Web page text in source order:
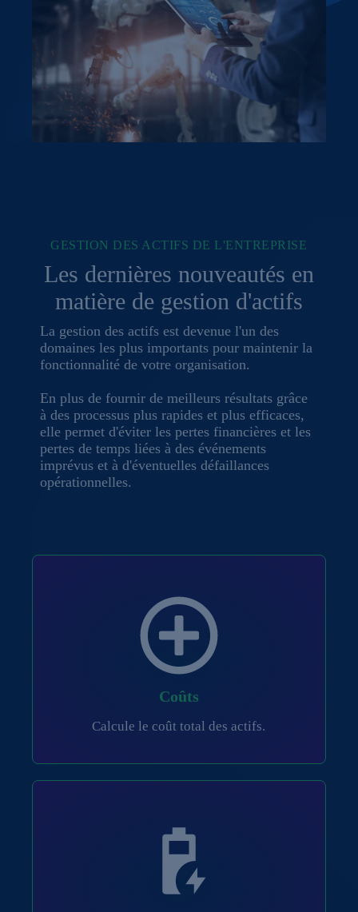
GESTION DES ACTIFS DE L'ENTREPRISE
Les dernières nouveautés en
matière de gestion d'actifs
La gestion des actifs est devenue l'un des
domaines les plus importants pour maintenir la
fonctionnalité de votre organisation.
En plus de fournir de meilleurs résultats grâce
à des processus plus rapides et plus efficaces,
elle permet d'éviter les pertes financières et les
pertes de temps liées à des événements
imprévus et à d'éventuelles défaillances
opérationnelles.
Coûts
Calcule le coût total des actifs.